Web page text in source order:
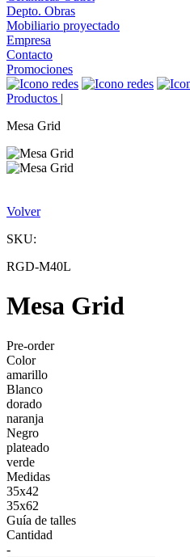
Depto. Obras
Mobiliario proyectado
Empresa
Contacto
Promociones
Productos |
Mesa Grid
Volver
SKU:
RGD-M40L
Mesa Grid
Pre-order
Color
amarillo
Blanco
dorado
naranja
Negro
plateado
verde
Medidas
35x42
35x62
Guía de talles
Cantidad
-